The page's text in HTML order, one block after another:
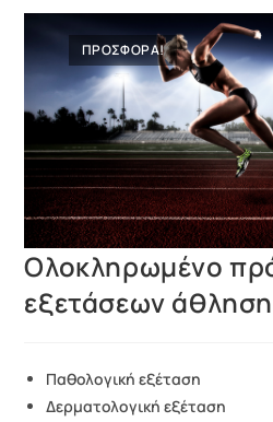
ΠΡΟΣΦΟΡΑ!
Ολοκληρωμένο
εξετάσεων
Παθολογική εξέταση
Δερματολογική εξέταση